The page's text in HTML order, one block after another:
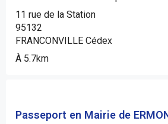
11 rue de la Station
95132
FRANCONVILLE Cédex
À 5.7km
Passeport en Mairie de